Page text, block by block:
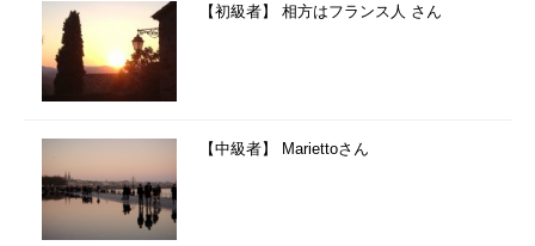
【初級者】 相方はフランス人 さん
【中級者】 Mariettoさん